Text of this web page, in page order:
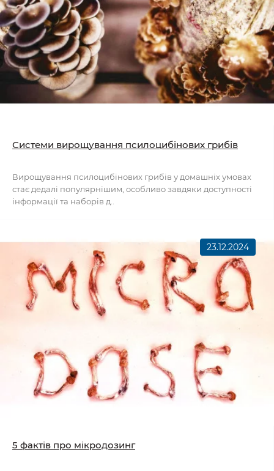
Системи вирощування псилоцибінових грибів
Вирощування псилоцибінових грибів у домашніх умовах
стає дедалі популярнішим, особливо завдяки доступності
інформації та наборів д..
23.12.2024
5 фактів про мікродозинг